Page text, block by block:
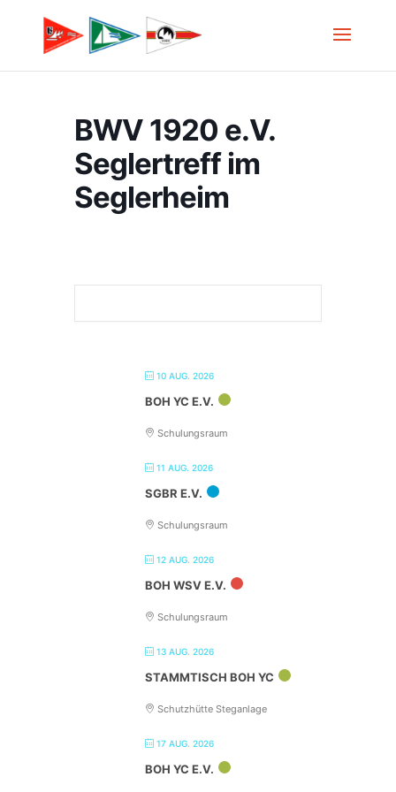
BWV 1920 e.V.
Seglertreff im
Seglerheim
10 AUG. 2026
BOH YC E.V.
Schulungsraum
11 AUG. 2026
SGBR E.V.
Schulungsraum
12 AUG. 2026
BOH WSV E.V.
Schulungsraum
13 AUG. 2026
STAMMTISCH BOH YC
Schutzhütte Steganlage
17 AUG. 2026
BOH YC E.V.